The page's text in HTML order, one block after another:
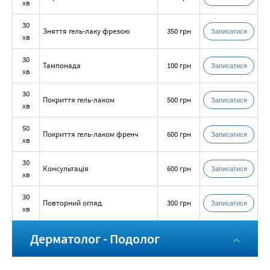
хв
30
хв
Зняття гель-лаку фрезою 350 грн Записатися
30
хв
Тампонада 100 грн Записатися
30
хв
Покриття гель-лаком 500 грн Записатися
50
хв
Покриття гель-лаком френч 600 грн Записатися
30
хв
Консультація 600 грн Записатися
30
хв
Повторний огляд 300 грн Записатися
Дерматолог - Подолог